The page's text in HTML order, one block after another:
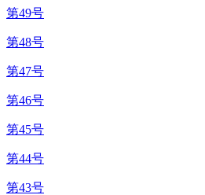
第49号
第48号
第47号
第46号
第45号
第44号
第43号